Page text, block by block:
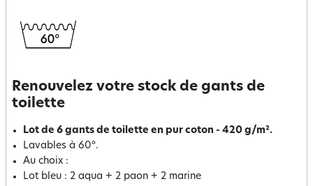
Renouvelez votre stock de gants de
toilette
Lot de 6 gants de toilette en pur coton - 420 g/m².
Lavables à 60°.
Au choix :
Lot bleu : 2 aqua + 2 paon + 2 marine